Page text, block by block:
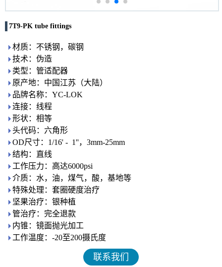
7T9-PK tube fittings
材质：不锈钢，碳钢
技术：伪造
类型：管适配器
原产地：中国江苏（大陆）
品牌名称：YC-LOK
连接：线程
形状：相等
头代码：六角形
OD尺寸：1/16' - 1''，3mm-25mm
结构：直线
工作压力：高达6000psi
介质：水，油，煤气，酸，基地等
特殊处理：套圈硬度治疗
坚果治疗：银种植
管治疗：完全退款
内锥：镜面抛光加工
工作温度：-20至200摄氏度
联系我们